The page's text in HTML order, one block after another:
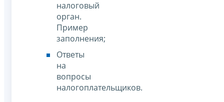
налоговый
орган.
Пример
заполнения;
Ответы
на
вопросы
налогоплательщиков.